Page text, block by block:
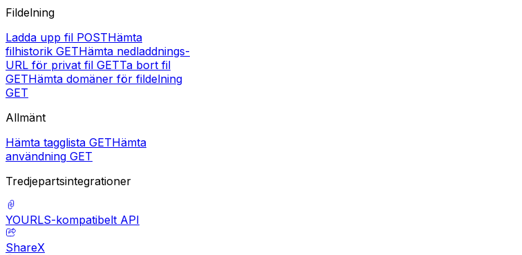
Fildelning
Ladda upp fil POSTHämta
filhistorik GETHämta nedladdnings-
URL för privat fil GETTa bort fil
GETHämta domäner för fildelning
GET
Allmänt
Hämta tagglista GETHämta
användning GET
Tredjepartsintegrationer
YOURLS-kompatibelt API
ShareX